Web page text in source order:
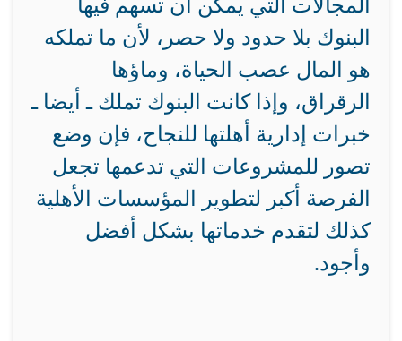
البنوك بلا حدود ولا حصر، لأن ما تملكه
هو المال عصب الحياة، وماؤها
الرقراق، وإذا كانت البنوك تملك ـ أيضا ـ
خبرات إدارية أهلتها للنجاح، فإن وضع
تصور للمشروعات التي تدعمها تجعل
الفرصة أكبر لتطوير المؤسسات الأهلية
كذلك لتقدم خدماتها بشكل أفضل
وأجود.